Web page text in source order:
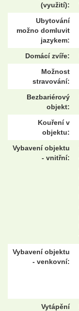
(využití):
Ubytování
možno domluvit
jazykem:
Domácí zvíře:
Možnost
stravování:
Bezbariérový
objekt:
Kouření v
objektu:
Vybavení objektu
- vnitřní:
Vybavení objektu
- venkovní:
Vytápění